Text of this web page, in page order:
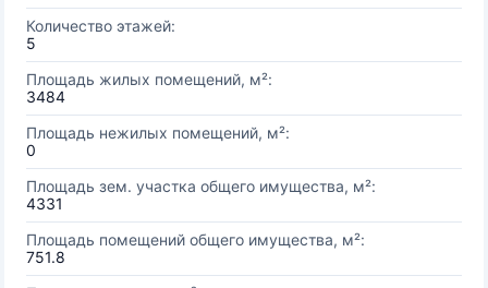
Количество этажей:
5
Площадь жилых помещений, м²:
3484
Площадь нежилых помещений, м²:
0
Площадь зем. участка общего имущества, м²:
4331
Площадь помещений общего имущества, м²:
751.8